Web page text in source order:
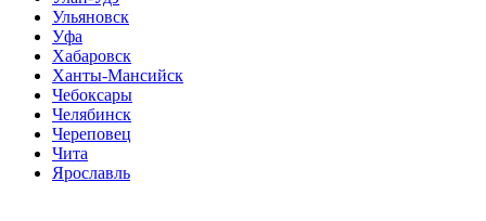
Ульяновск
Уфа
Хабаровск
Ханты-Мансийск
Чебоксары
Челябинск
Череповец
Чита
Ярославль